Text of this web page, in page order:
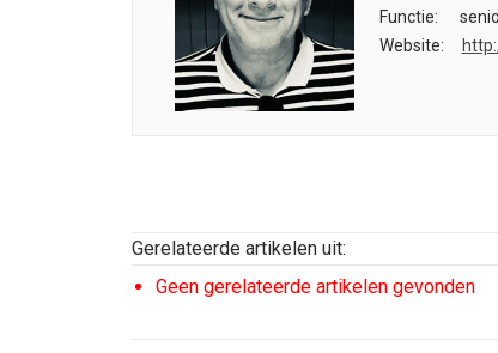
Functie:
Website:
Gerelateerde artikelen uit:
Geen gerelateerde artikelen gevonden